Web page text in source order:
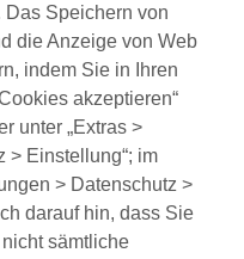
Speichern von
die Anzeige von Web
indem Sie in Ihren
akzeptieren“
unter „Extras >
> Einstellung“; im
> Datenschutz >
darauf hin, dass Sie
sämtliche